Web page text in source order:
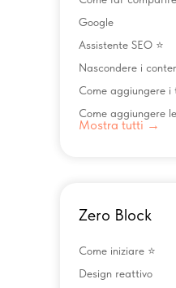
Mostra tutti →
Google
Assistente SEO ⭐️
Nascondere i
Come aggiungere i
Come aggiungere
Zero Block
Come iniziare ⭐️
Design reattivo